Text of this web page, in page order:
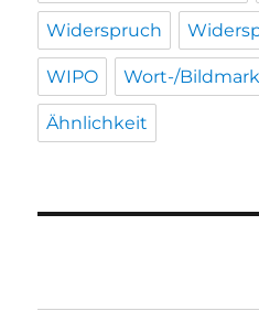
Widerspruch
WIPO Wort-/
Ähnlichkeit